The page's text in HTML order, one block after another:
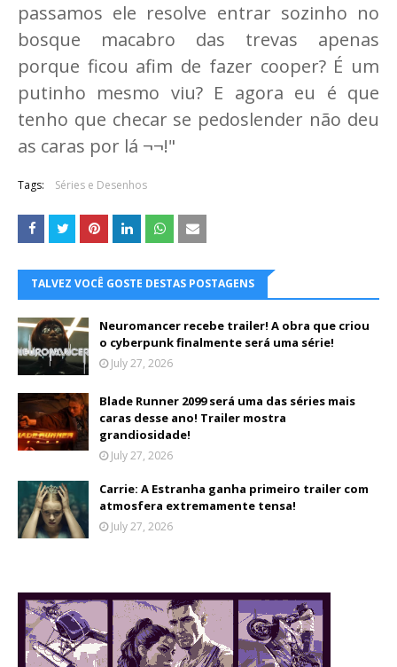
passamos ele resolve entrar sozinho no
bosque macabro das trevas apenas
porque ficou afim de fazer cooper? É um
putinho mesmo viu? E agora eu é que
tenho que checar se pedoslender não deu
as caras por lá ¬¬!"
Tags: Séries e Desenhos
TALVEZ VOCÊ GOSTE DESTAS POSTAGENS
Neuromancer recebe trailer! A obra que criou
o cyberpunk finalmente será uma série!
July 27, 2026
Blade Runner 2099 será uma das séries mais
caras desse ano! Trailer mostra
grandiosidade!
July 27, 2026
Carrie: A Estranha ganha primeiro trailer com
atmosfera extremamente tensa!
July 27, 2026